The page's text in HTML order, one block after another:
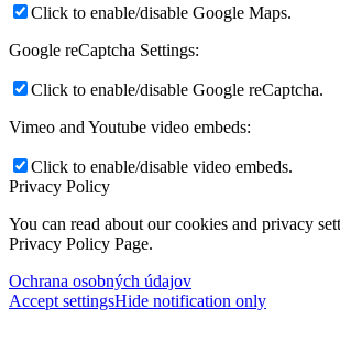
Click to enable/disable Google Maps.
Google reCaptcha Settings:
Click to enable/disable Google reCaptcha.
Vimeo and Youtube video embeds:
Click to enable/disable video embeds.
Privacy Policy
You can read about our cookies and privacy
Privacy Policy Page.
Ochrana osobných údajov
Accept settingsHide notification only